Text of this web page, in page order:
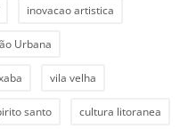
inovacao artistica
Urbana
vila velha
santo cultura litoranea